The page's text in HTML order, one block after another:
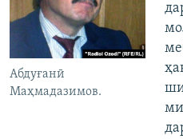
Абдуғанӣ
Маҳмадазимов.